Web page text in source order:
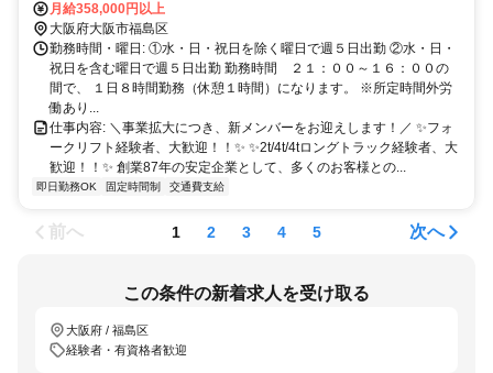
環状線「野田駅」、徒歩約10分 ・京阪電車「中之島駅」、徒歩約13
分 ・自転車、バイク通勤OK！車通勤応相談！
月給358,000円以上
大阪府大阪市福島区
勤務時間・曜日: ①水・日・祝日を除く曜日で週５日出勤 ②水・日・
祝日を含む曜日で週５日出勤 勤務時間 ２１：００～１６：００の
間で、 １日８時間勤務（休憩１時間）になります。 ※所定時間外労
働あり...
仕事内容: ＼事業拡大につき、新メンバーをお迎えします！／ ✨フォ
ークリフト経験者、大歓迎！！✨ ✨2t/4t/4tロングトラック経験者、大
歓迎！！✨ 創業87年の安定企業として、多くのお客様との...
即日勤務OK 固定時間制 交通費支給
前へ 1 2 3 4 5 次へ
この条件の新着求人を受け取る
大阪府 / 福島区
経験者・有資格者歓迎